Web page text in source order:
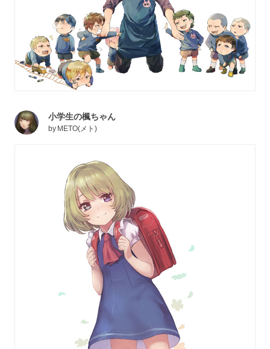
小学生の楓ちゃん
by METO(メト)